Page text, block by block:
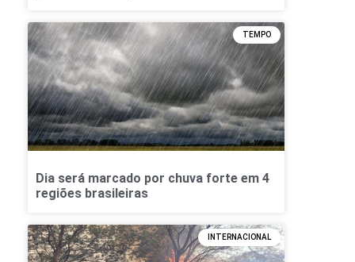
TEMPO
Dia será marcado por chuva forte em 4
regiões brasileiras
INTERNACIONAL